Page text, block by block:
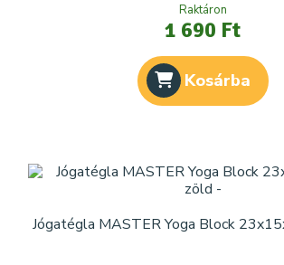
Raktáron
1 690 Ft
Kosárba
Jógatégla MASTER Yoga Block